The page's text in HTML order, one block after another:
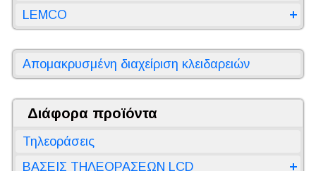
LEMCO
Απομακρυσμένη διαχείριση κλειδαρειών
Διάφορα προϊόντα
Τηλεοράσεις
ΒΑΣΕΙΣ ΤΗΛΕΟΡΑΣΕΩΝ LCD